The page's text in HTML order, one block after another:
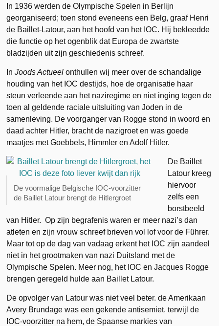
In 1936 werden de Olympische Spelen in Berlijn
georganiseerd; toen stond eveneens een Belg, graaf Henri
de Baillet-Latour, aan het hoofd van het IOC. Hij bekleedde
die functie op het ogenblik dat Europa de zwartste
bladzijden uit zijn geschiedenis schreef.
In Joods Actueel onthullen wij meer over de schandalige
houding van het IOC destijds, hoe de organisatie haar
steun verleende aan het naziregime en niet inging tegen de
toen al geldende raciale uitsluiting van Joden in de
samenleving. De voorganger van Rogge stond in woord en
daad achter Hitler, bracht de nazigroet en was goede
maatjes met Goebbels, Himmler en Adolf Hitler.
De voormalige Belgische IOC-voorzitter
de Baillet Latour brengt de Hitlergroet
De Baillet
Latour kreeg
hiervoor
zelfs een
borstbeeld
van Hitler. Op zijn begrafenis waren er meer nazi’s dan
atleten en zijn vrouw schreef brieven vol lof voor de Führer.
Maar tot op de dag van vadaag erkent het IOC zijn aandeel
niet in het grootmaken van nazi Duitsland met de
Olympische Spelen. Meer nog, het IOC en Jacques Rogge
brengen geregeld hulde aan Baillet Latour.
De opvolger van Latour was niet veel beter. de Amerikaan
Avery Brundage was een gekende antisemiet, terwijl de
IOC-voorzitter na hem, de Spaanse markies van